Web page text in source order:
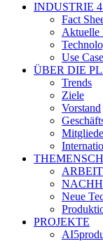
INDUSTRIE
Fact
Aktuelle
Use
ÜBER DIE
Trends
Ziele
Vorstand
Neue
PROJEKTE